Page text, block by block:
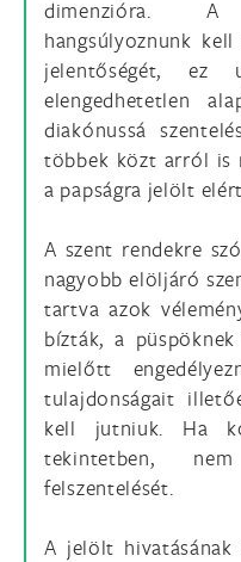
dimenzióra. A
hangsúlyoznunk
jelentőségét, ez
elengedhetetlen
diakónussá
többek közt arról is
a papságra jelölt
A szent rendekre
nagyobb elöljáró
tartva azok
bízták, a
mielőtt
tulajdon­ságait
kell jutniuk. Ha
tekintetben,
felszentelését.
A jelölt hivatásának